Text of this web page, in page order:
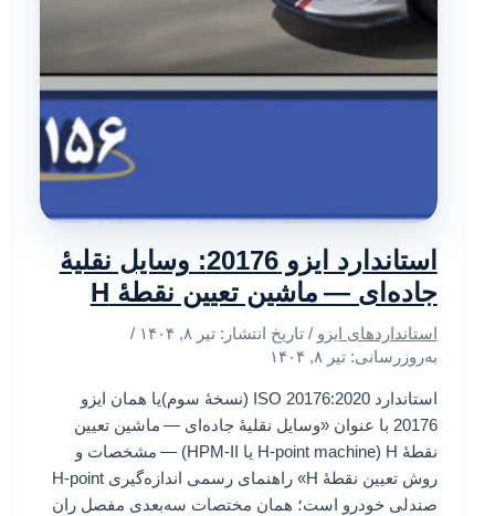
استاندارد ایزو 20176: وسایل نقلیهٔ
جاده‌ای — ماشین تعیین نقطهٔ H
استانداردهای ایزو / تاریخ انتشار: تیر ۸, ۱۴۰۴
/
به‌روزرسانی: تیر ۸, ۱۴۰۴
استاندارد ISO 20176:2020 (نسخهٔ سوم)یا همان ایزو
20176 با عنوان «وسایل نقلیهٔ جاده‌ای — ماشین تعیین
نقطهٔ H (H-point machine یا HPM-II) — مشخصات و
روش تعیین نقطهٔ H» راهنمای رسمی اندازه‌گیری H-point
صندلی خودرو است؛ همان مختصات سه‌بعدی مفصل ران